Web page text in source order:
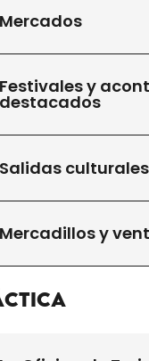
Mercados
Festivales y
destacados
Salidas culturales
Mercadillos y
?
!